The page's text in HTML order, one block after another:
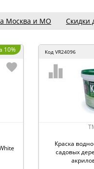
Москва и МО Скидки
10% Код VR24096
Краска
садовых